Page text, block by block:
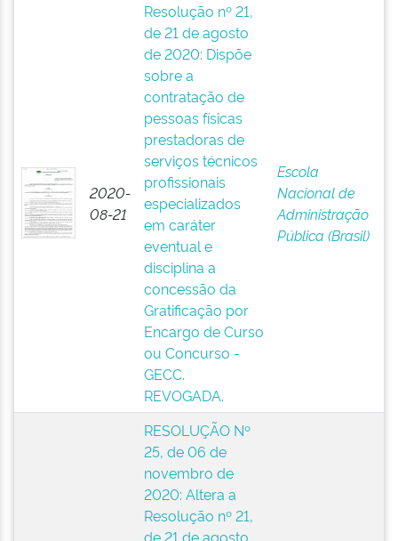
2020-
08-21
Resolução nº 21,
de 21 de agosto
de 2020: Dispõe
sobre a
contratação de
pessoas físicas
prestadoras de
serviços técnicos
profissionais
especializados
em caráter
eventual e
disciplina a
concessão da
Gratificação por
Encargo de Curso
ou Concurso -
GECC.
REVOGADA.
Escola
Nacional de
Administração
Pública (Brasil)
RESOLUÇÃO Nº
25, de 06 de
novembro de
2020: Altera a
Resolução nº 21,
de 21 de agosto